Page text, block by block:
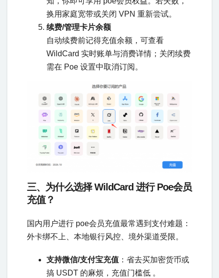
换用家庭宽带或关闭 VPN 重新尝试。
续费/管理卡片余额
自动续费前记得充值余额，可查看
WildCard 实时账单与消费详情；关闭续费
需在 Poe 设置中取消订阅。
三、为什么选择 WildCard 进行 Poe会员
充值？
国内用户进行 poe会员充值最常遇到支付难题：
外卡绑不上、本地银行风控、境外渠道受限。
支持微信/支付宝充值 ：省去买加密货币或
搞 USDT 的麻烦，充值门槛低 。